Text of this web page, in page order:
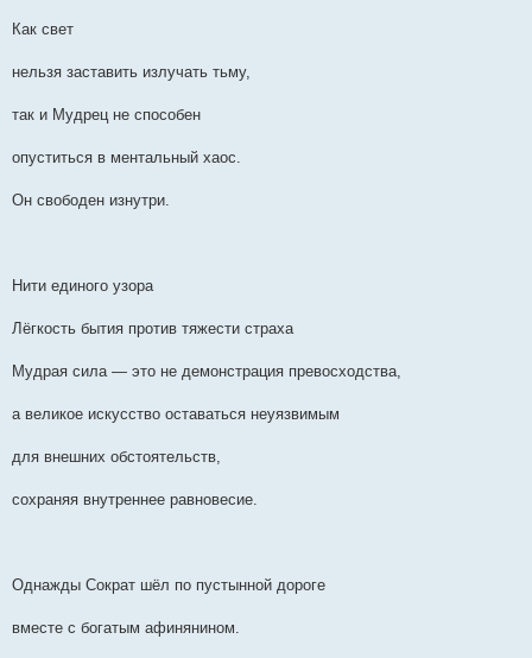
Как свет
нельзя заставить излучать тьму,
так и Мудрец не способен
опуститься в ментальный хаос.
Он свободен изнутри.
Нити единого узора
Лёгкость бытия против тяжести страха
Мудрая сила — это не демонстрация превосходства,
а великое искусство оставаться неуязвимым
для внешних обстоятельств,
сохраняя внутреннее равновесие.
Однажды Сократ шёл по пустынной дороге
вместе с богатым афинянином.